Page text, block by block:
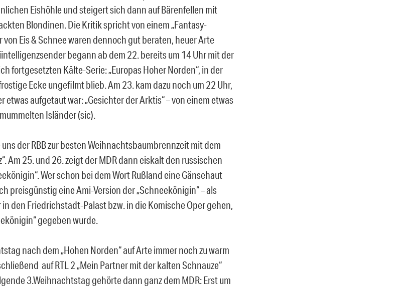
Eishöhle und steigert sich dann auf Bärenfellen mit
Blondinen. Die Kritik spricht von einem „Fantasy-
von Eis & Schnee waren dennoch gut beraten, heuer Arte
begann ab dem 22. bereits um 14 Uhr mit der
fortgesetzten Kälte-Serie: „Europas Hoher Norden“, in der
Ecke ungefilmt blieb. Am 23. kam dazu noch um 22 Uhr,
etwas aufgetaut war: „Gesichter der Arktis“ – von einem etwas
Isländer (sic).
der RBB zur besten Weihnachtsbaumbrennzeit mit dem
Am 25. und 26. zeigt der MDR dann eiskalt den russischen
Wer schon bei dem Wort Rußland eine Gänsehaut
preisgünstig eine Ami-Version der „Schneekönigin“ – als
in den Friedrichstadt-Palast bzw. in die Komische Oper gehen,
gegeben wurde.
nach dem „Hohen Norden“ auf Arte immer noch zu warm
auf RTL 2 „Mein Partner mit der kalten Schnauze“
3.Weihnachtstag gehörte dann ganz dem MDR: Erst um